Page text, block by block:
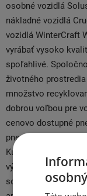
osobné vozidlá
nákladné vozidlá
vozidlá WinterCraft
vyrábať vysoko
spoľahlivé.
životného
množstvo
dobrou voľbou pre
cenovo dostupné
pneumatík pre
Kumho je
výrobcov vozidiel
so značkami